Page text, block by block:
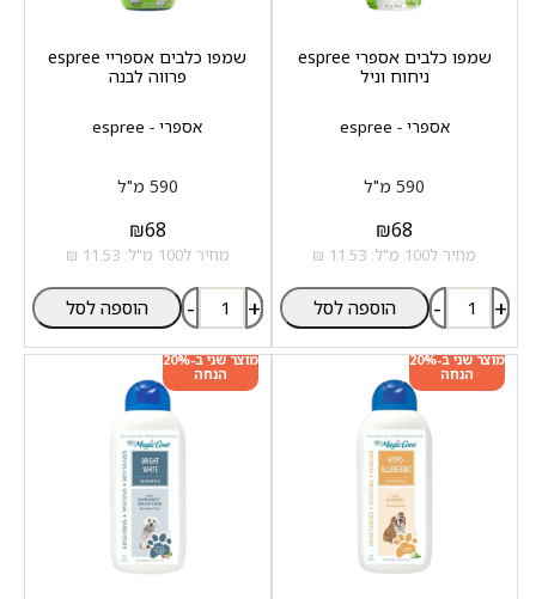
אספרי - espree
שמפו כלבים אספרי espree
ניחוח וניל
590 מ"ל
₪68
מחיר ל100 מ"ל: 11.53 ₪
- + הוספה לסל
אספרי - espree
שמפו כלבים אספריי espree
פרווה לבנה
590 מ"ל
₪68
מחיר ל100 מ"ל: 11.53 ₪
- + הוספה לסל
מוצר שני ב-20%
הנחה
מוצר שני ב-20%
הנחה